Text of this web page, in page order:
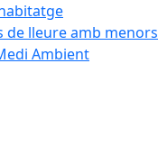
de lleure amb menors
Ambient